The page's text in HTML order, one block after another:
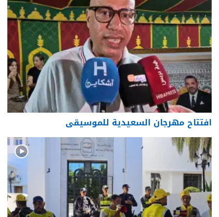
افتتاح مهرجان السعيدية للموسيقى